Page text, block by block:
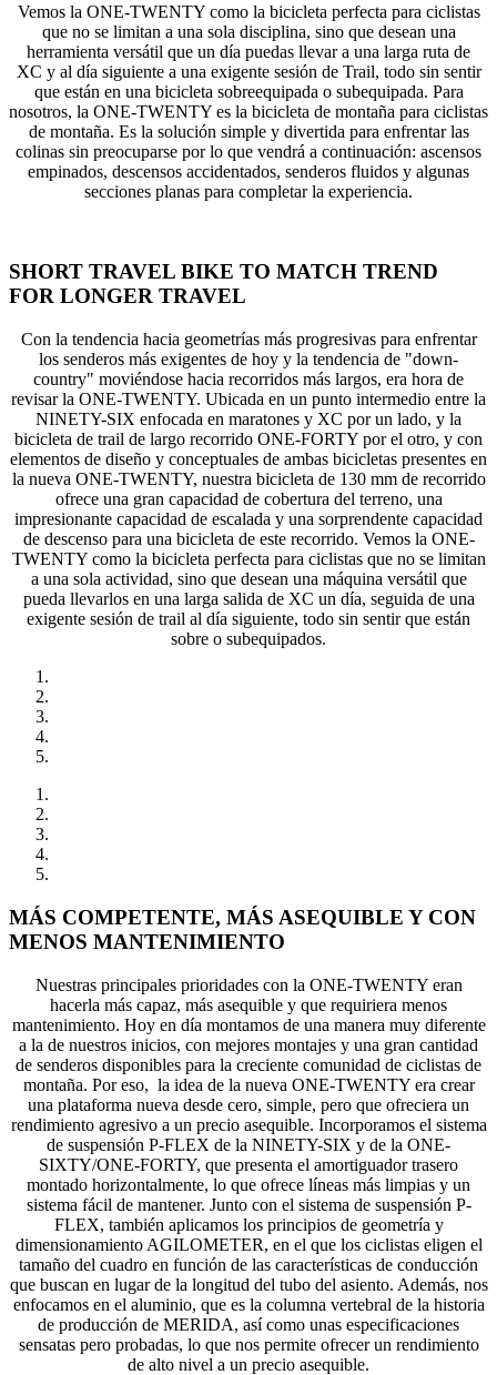
Vemos la ONE-TWENTY como la bicicleta perfecta para ciclistas
que no se limitan a una sola disciplina, sino que desean una
herramienta versátil que un día puedas llevar a una larga ruta de
XC y al día siguiente a una exigente sesión de Trail, todo sin sentir
que están en una bicicleta sobreequipada o subequipada. Para
nosotros, la ONE-TWENTY es la bicicleta de montaña para ciclistas
de montaña. Es la solución simple y divertida para enfrentar las
colinas sin preocuparse por lo que vendrá a continuación: ascensos
empinados, descensos accidentados, senderos fluidos y algunas
secciones planas para completar la experiencia.
SHORT TRAVEL BIKE TO MATCH TREND
FOR LONGER TRAVEL
Con la tendencia hacia geometrías más progresivas para enfrentar
los senderos más exigentes de hoy y la tendencia de "down-
country" moviéndose hacia recorridos más largos, era hora de
revisar la ONE-TWENTY. Ubicada en un punto intermedio entre la
NINETY-SIX enfocada en maratones y XC por un lado, y la
bicicleta de trail de largo recorrido ONE-FORTY por el otro, y con
elementos de diseño y conceptuales de ambas bicicletas presentes en
la nueva ONE-TWENTY, nuestra bicicleta de 130 mm de recorrido
ofrece una gran capacidad de cobertura del terreno, una
impresionante capacidad de escalada y una sorprendente capacidad
de descenso para una bicicleta de este recorrido. Vemos la ONE-
TWENTY como la bicicleta perfecta para ciclistas que no se limitan
a una sola actividad, sino que desean una máquina versátil que
pueda llevarlos en una larga salida de XC un día, seguida de una
exigente sesión de trail al día siguiente, todo sin sentir que están
sobre o subequipados.
MÁS COMPETENTE, MÁS ASEQUIBLE Y CON
MENOS MANTENIMIENTO
Nuestras principales prioridades con la ONE-TWENTY eran
hacerla más capaz, más asequible y que requiriera menos
mantenimiento. Hoy en día montamos de una manera muy diferente
a la de nuestros inicios, con mejores montajes y una gran cantidad
de senderos disponibles para la creciente comunidad de ciclistas de
montaña. Por eso, la idea de la nueva ONE-TWENTY era crear
una plataforma nueva desde cero, simple, pero que ofreciera un
rendimiento agresivo a un precio asequible. Incorporamos el sistema
de suspensión P-FLEX de la NINETY-SIX y de la ONE-
SIXTY/ONE-FORTY, que presenta el amortiguador trasero
montado horizontalmente, lo que ofrece líneas más limpias y un
sistema fácil de mantener. Junto con el sistema de suspensión P-
FLEX, también aplicamos los principios de geometría y
dimensionamiento AGILOMETER, en el que los ciclistas eligen el
tamaño del cuadro en función de las características de conducción
que buscan en lugar de la longitud del tubo del asiento. Además, nos
enfocamos en el aluminio, que es la columna vertebral de la historia
de producción de MERIDA, así como unas especificaciones
sensatas pero probadas, lo que nos permite ofrecer un rendimiento
de alto nivel a un precio asequible.